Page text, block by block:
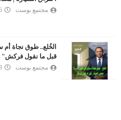
مجتمع بوست 16
الخُلع.. طوق نجاة
قبل ما نقول فركش"
مجتمع بوست 08